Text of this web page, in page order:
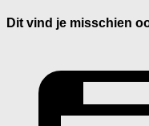
Dit vind je misschien